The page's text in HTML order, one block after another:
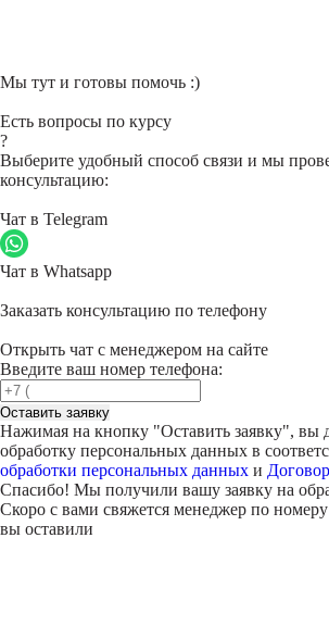
Мы тут и готовы помочь :)
Есть вопросы по курсу
?
Выберите удобный способ связи и мы
консультацию:
Чат в Telegram
Чат в Whatsapp
Заказать консультацию по телефону
Открыть чат с менеджером на сайте
Введите ваш номер телефона:
Оставить заявку
Нажимая на кнопку "Оставить заявку", вы
обработку персональных данных в
обработки персональных данных и
Спасибо! Мы получили вашу заявку на
Скоро с вами свяжется менеджер по
вы оставили